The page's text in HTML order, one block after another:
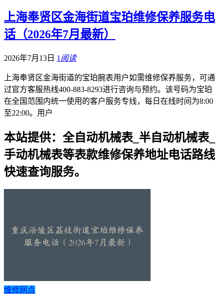
上海奉贤区金海街道宝珀维修保养服务电
话（2026年7月最新）
2026年7月13日 1 阅读
上海奉贤区金海街道的宝珀腕表用户如需维修保养服务，可通
过官方客服热线400-883-8293进行咨询与预约。该号码为宝珀
在全国范围内统一使用的客户服务专线，每日在线时间为8:00
至22:00。用户
本站提供：全自动机械表_半自动机械表_
手动机械表等表款维修保养地址电话路线
快速查询服务。
维修网点